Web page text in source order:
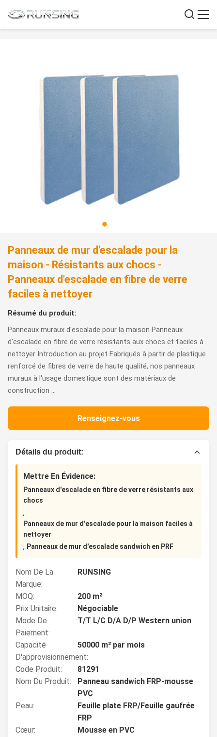
Panneaux de mur d'escalade pour la
maison - Résistants aux chocs -
Panneaux d'escalade en fibre de verre
faciles à nettoyer
Résumé du produit:
Panneaux muraux d'escalade pour la maison Panneaux
d'escalade en fibre de verre résistants aux chocs et faciles à
nettoyer Introduction au projet Fabriqués à partir de plastique
renforcé de fibres de verre de haute qualité, nos panneaux
muraux à l'usage domestique sont des matériaux de
construction ...
Renseignez-vous
Détails du produit:
Mettre En Évidence:
Panneaux d'escalade en fibre de verre résistants aux
chocs
,
Panneaux de mur d'escalade pour la maison faciles à
nettoyer
, Panneaux de mur d'escalade sandwich en PRF
Nom De La
Marque:
RUNSING
MOQ:
200 m²
Prix Unitaire:
Négociable
Mode De
Paiement:
T/T L/C D/A D/P Western union
Capacité
D'approvisionnement:
50000 m² par mois
Code Produit:
81291
Nom Du Produit:
Panneau sandwich FRP-mousse
PVC
Peau:
Feuille plate FRP/Feuille gaufrée
FRP
Cœur:
Mousse en PVC